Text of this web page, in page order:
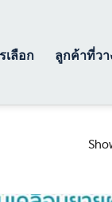
เลือก ลูกค้าที่วา